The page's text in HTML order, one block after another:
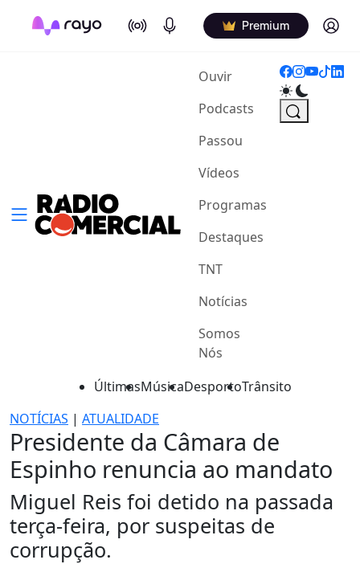
On Air Podcasts Premium Log in
Ouvir(current)
Podcasts
Passou
Vídeos
Programas
Destaques
TNT
Notícias
Somos
Nós
ÚltimasMúsicaDesportoTrânsito
NOTÍCIAS | ATUALIDADE
Presidente da Câmara de
Espinho renuncia ao mandato
Miguel Reis foi detido na passada
terça-feira, por suspeitas de
corrupção.